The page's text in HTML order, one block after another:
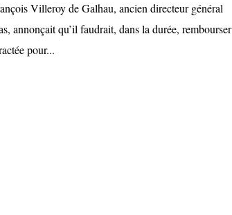
Villeroy de Galhau, ancien directeur général
annonçait qu’il faudrait, dans la durée, rembourser
pour...